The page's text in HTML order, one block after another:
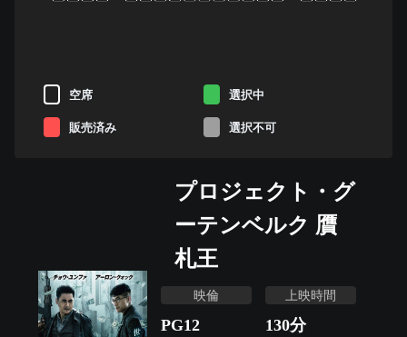
空席 選択中
販売済み 選択不可
プロジェクト・グ
ーテンベルク 贋
札王
映倫
PG12
上映時間
130分